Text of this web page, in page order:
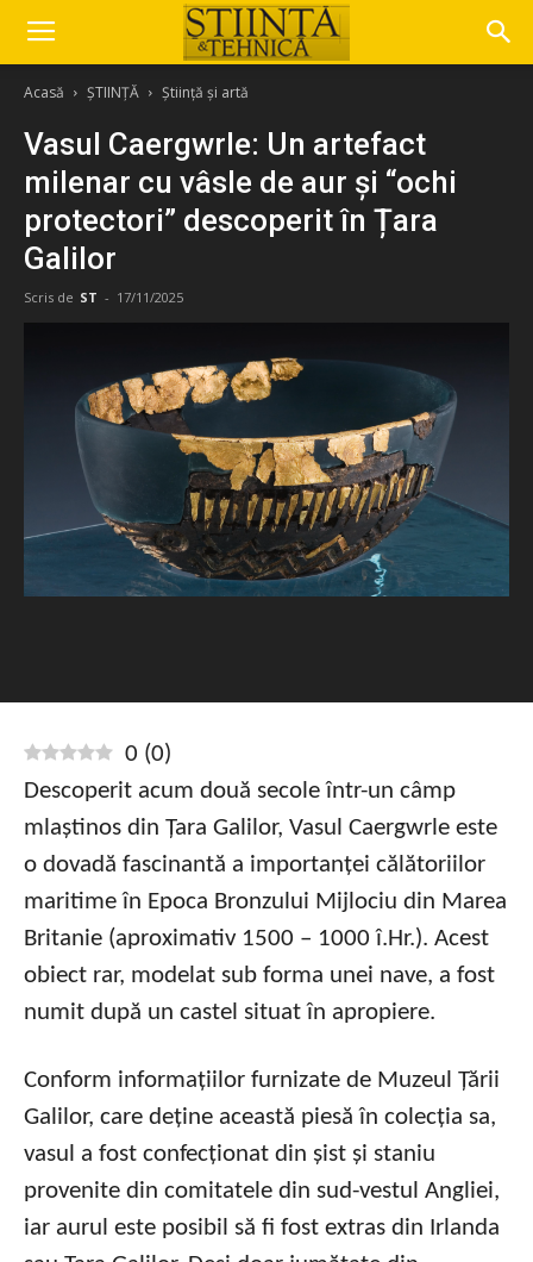
Acasă ȘTIINȚĂ Știință și artă
Vasul Caergwrle: Un artefact
milenar cu vâsle de aur și “ochi
protectori” descoperit în Țara
Galilor
Scris de ST - 17/11/2025
0 (0)
Descoperit acum două secole într-un câmp
mlaștinos din Țara Galilor, Vasul Caergwrle este
o dovadă fascinantă a importanței călătoriilor
maritime în Epoca Bronzului Mijlociu din Marea
Britanie (aproximativ 1500 – 1000 î.Hr.). Acest
obiect rar, modelat sub forma unei nave, a fost
numit după un castel situat în apropiere.
Conform informațiilor furnizate de Muzeul Țării
Galilor, care deține această piesă în colecția sa,
vasul a fost confecționat din șist și staniu
provenite din comitatele din sud-vestul Angliei,
iar aurul este posibil să fi fost extras din Irlanda